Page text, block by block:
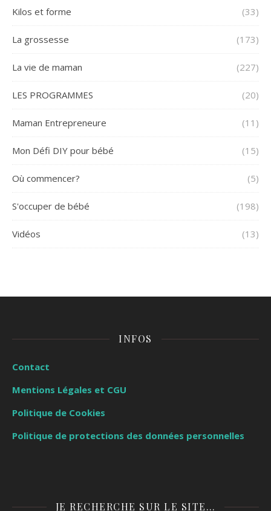
Kilos et forme (33)
La grossesse (173)
La vie de maman (227)
LES PROGRAMMES (20)
Maman Entrepreneure (11)
Mon Défi DIY pour bébé (15)
Où commencer? (5)
S'occuper de bébé (198)
Vidéos (13)
INFOS
Contact
Mentions Légales et CGU
Politique de Cookies
Politique de protections des données personnelles
JE RECHERCHE SUR LE SITE…